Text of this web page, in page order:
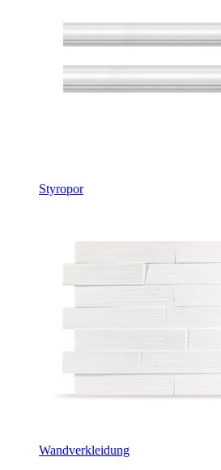
Styropor
Wandverkleidung